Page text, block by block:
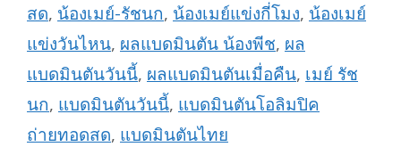
สด, น้องเมย์-รัชนก, น้องเมย์แข่งกี่โมง, น้องเมย์
แข่งวันไหน, ผลแบดมินตัน น้องพีช, ผล
แบดมินตันวันนี้, ผลแบดมินตันเมื่อคืน, เมย์ รัช
นก, แบดมินตันวันนี้, แบดมินตันโอลิมปิค
ถ่ายทอดสด, แบดมินตันไทย